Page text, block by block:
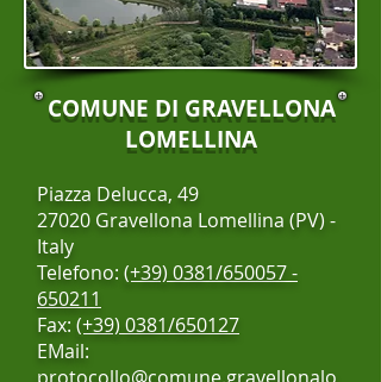
COMUNE DI GRAVELLONA
LOMELLINA
Piazza Delucca, 49
27020 Gravellona Lomellina (PV) -
Italy
Telefono: (+39) 0381/650057 -
650211
Fax: (+39) 0381/650127
EMail: